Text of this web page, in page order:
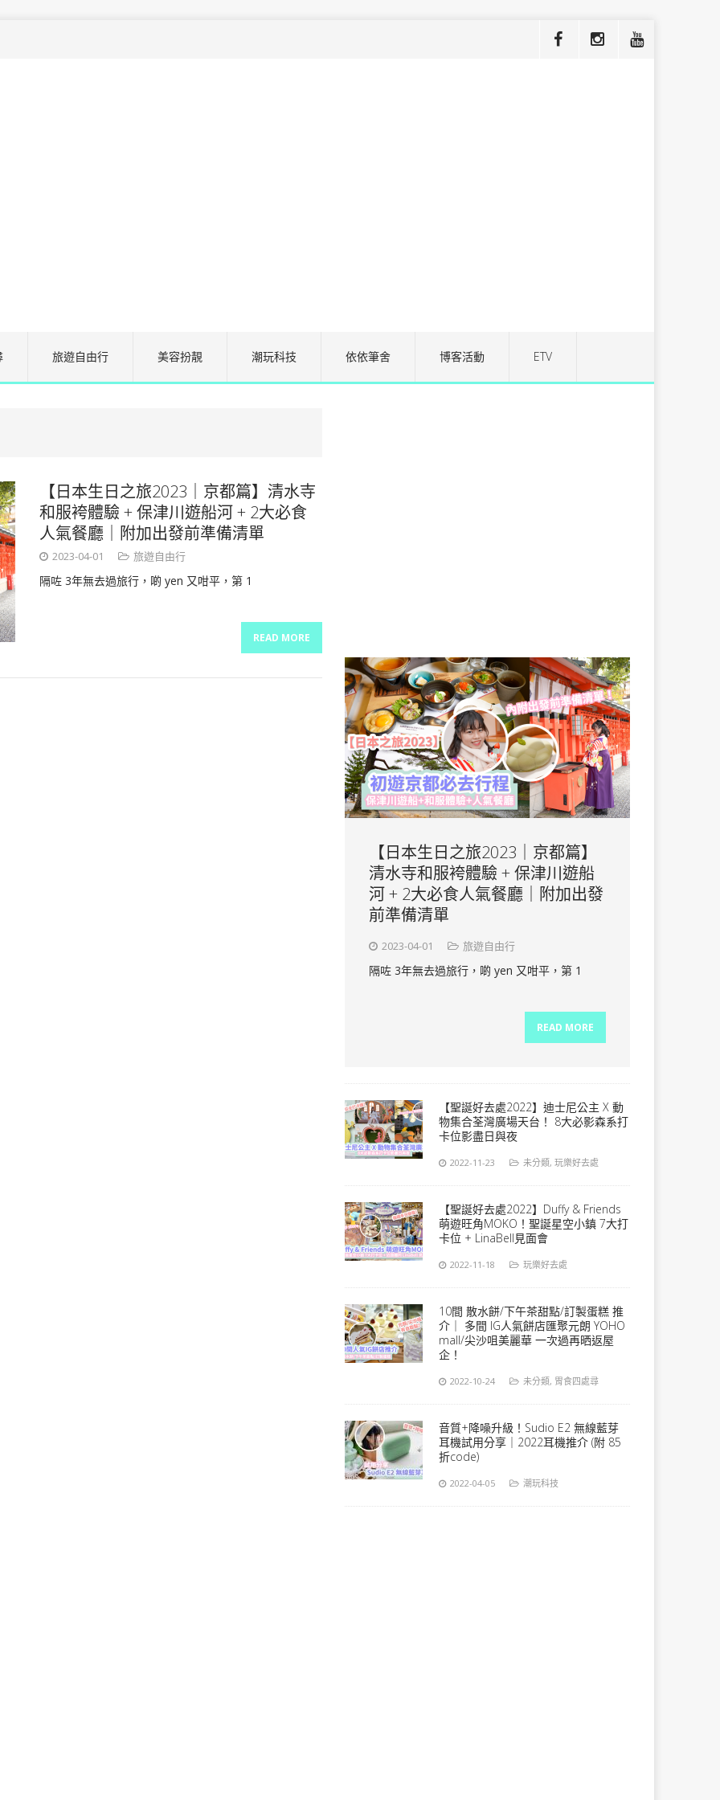
旅遊自由行 美容扮靚 潮玩科技 依依筆舍 博客活動 ETV
【日本生日之旅2023｜京都篇】清水寺
和服袴體驗 + 保津川遊船河 + 2大必食
人氣餐廳｜附加出發前準備清單
2023-04-01 旅遊自由行
隔咗 3年無去過旅行，啲 yen 又咁平，第 1
READ MORE
【日本生日之旅2023｜京都篇】
清水寺和服袴體驗 + 保津川遊船
河 + 2大必食人氣餐廳｜附加出發
前準備清單
2023-04-01 旅遊自由行
隔咗 3年無去過旅行，啲 yen 又咁平，第 1
READ MORE
【聖誕好去處2022】迪士尼公主 X 動
物集合荃灣廣場天台！ 8大必影森系打
卡位影盡日與夜
2022-11-23 未分類,玩樂好去處
【聖誕好去處2022】Duffy & Friends
萌遊旺角MOKO！聖誕星空小鎮 7大打
卡位 + LinaBell見面會
2022-11-18 玩樂好去處
10間 散水餅/下午茶甜點/訂製蛋糕 推
介｜ 多間 IG人氣餅店匯聚元朗 YOHO
mall/尖沙咀美麗華 一次過再晒返屋
企！
2022-10-24 未分類, 胃食四處尋
音質+降噪升級！Sudio E2 無線藍芽
耳機試用分享｜2022耳機推介 (附 85
折code)
2022-04-05 潮玩科技